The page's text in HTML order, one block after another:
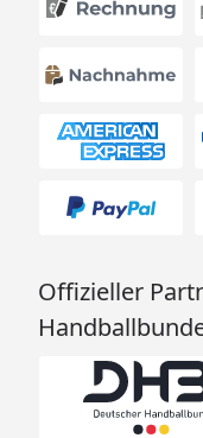
Offizieller